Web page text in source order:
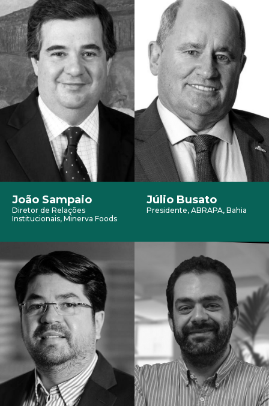
João Sampaio
Diretor de Relações
Institucionais, Minerva Foods
Júlio Busato
Presidente, ABRAPA, Bahia